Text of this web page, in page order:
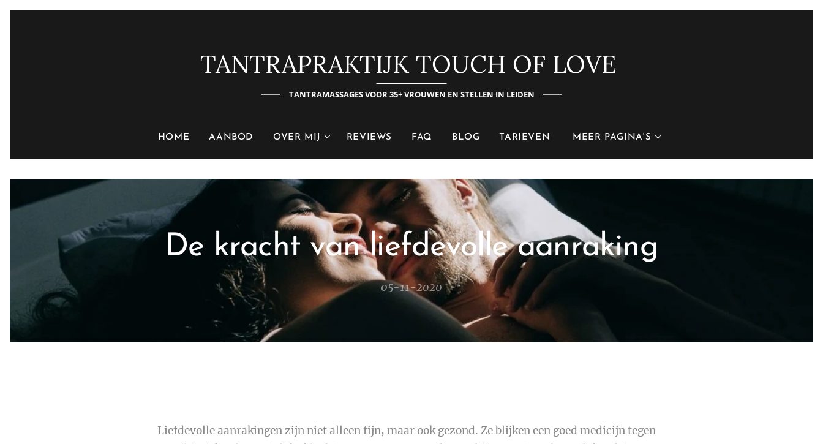
TANTRAPRAKTIJK TOUCH OF LOVE
TANTRAMASSAGES VOOR 35+ VROUWEN EN STELLEN IN LEIDEN
HOME AANBOD OVER MIJ REVIEWS FAQ BLOG TARIEVEN MEER PAGINA'S
De kracht van liefdevolle aanraking
05-11-2020
Liefdevolle aanrakingen zijn niet alleen fijn, maar ook gezond. Ze blijken een goed medicijn tegen